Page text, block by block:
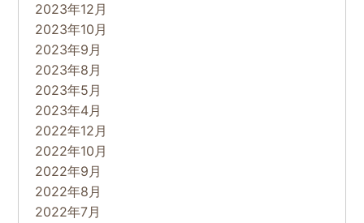
2023年12月
2023年10月
2023年9月
2023年8月
2023年5月
2023年4月
2022年12月
2022年10月
2022年9月
2022年8月
2022年7月